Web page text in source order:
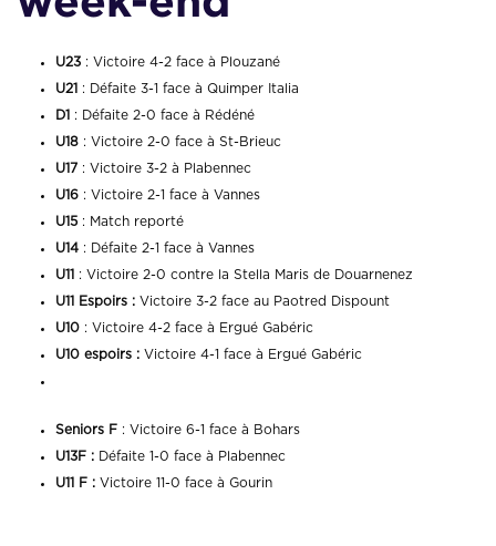
U23 : Victoire 4-2 face à Plouzané
U21 : Défaite 3-1 face à Quimper Italia
D1 : Défaite 2-0 face à Rédéné
U18 : Victoire 2-0 face à St-Brieuc
U17 : Victoire 3-2 à Plabennec
U16 : Victoire 2-1 face à Vannes
U15 : Match reporté
U14 : Défaite 2-1 face à Vannes
U11 : Victoire 2-0 contre la Stella Maris de Douarnenez
U11 Espoirs : Victoire 3-2 face au Paotred Dispount
U10 : Victoire 4-2 face à Ergué Gabéric
U10 espoirs : Victoire 4-1 face à Ergué Gabéric
Seniors F : Victoire 6-1 face à Bohars
U13F : Défaite 1-0 face à Plabennec
U11 F : Victoire 11-0 face à Gourin